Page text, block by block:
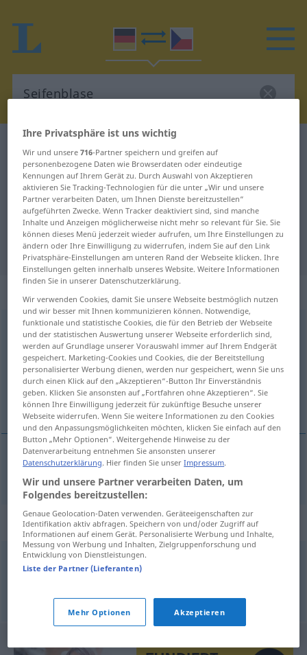
Deutsch-Tschechisch Übersetzung
für "Seifenblase"
"Seifenblase" Tschechisch
Übersetzung
„Seifenblase“ : feminin
Seifenblase f
Übersicht aller Übersetzungen
(Für mehr Details die Übersetzung anklicken/antippen)
mýdlová bublina
Seifenblase
Synonyme für "Seifenblase"
Domino,Kartenhaus
© OpenThesaurus.de
Ihre Privatsphäre ist uns wichtig
Wir und unsere716-Partner speichern und greifen auf
personenbezogene Daten wie Browserdaten oder eindeutige
Kennungen auf Ihrem Gerät zu. Durch Auswahl von Akzeptieren
aktivieren Sie Tracking-Technologien für die unter „Wir und unsere
Partner verarbeiten Daten, um Ihnen Dienste bereitzustellen“
aufgeführten Zwecke. Wenn Tracker deaktiviert sind, sind manche
Inhalte und Anzeigen möglicherweise nicht mehr so relevant für Sie. Sie
können dieses Menü jederzeit wieder aufrufen, um Ihre Einstellungen zu
ändern oder Ihre Einwilligung zu widerrufen, indem Sie auf den Link
Privatsphäre-Einstellungen am unteren Rand der Webseite klicken. Ihre
Einstellungen gelten innerhalb unseres Website. Weitere Informationen
finden Sie in unserer Datenschutzerklärung.
Wir verwenden Cookies, damit Sie unsere Webseite bestmöglich nutzen
und wir besser mit Ihnen kommunizieren können. Notwendige,
funktionale und statistische Cookies, die für den Betrieb der Webseite
und der statistischen Auswertung unserer Webseite erforderlich sind,
werden auf Grundlage unserer Vorauswahl immer auf Ihrem Endgerät
gespeichert. Marketing-Cookies und Cookies, die der Bereitstellung
personalisierter Werbung dienen, werden nur gespeichert, wenn Sie uns
durch einen Klick auf den „Akzeptieren“-Button Ihr Einverständnis
geben. Klicken Sie ansonsten auf „Fortfahren ohne Akzeptieren“. Sie
können Ihre Einwilligung jederzeit für zukünftige Besuche unserer
Webseite widerrufen. Wenn Sie weitere Informationen zu den Cookies
und den Anpassungsmöglichkeiten möchten, klicken Sie einfach auf den
Button „Mehr Optionen“. Weitergehende Hinweise zu der
Datenverarbeitung entnehmen Sie ansonsten unserer
Datenschutzerklärung. Hier finden Sie unserImpressum.
Wir und unsere Partner verarbeiten Daten, um
Folgendes bereitzustellen:
Genaue Geolocation-Daten verwenden. Geräteeigenschaften zur
Identifikation aktiv abfragen. Speichern von und/oder Zugriff auf
Informationen auf einem Gerät. Personalisierte Werbung und Inhalte,
Messung von Werbung und Inhalten, Zielgruppenforschung und
Entwicklung von Dienstleistungen.
Liste der Partner (Lieferanten)
Mehr Optionen Akzeptieren